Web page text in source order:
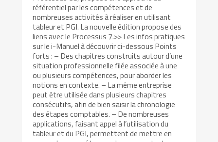
référentiel par les compétences et de
nombreuses activités à réaliser en utilisant
tableur et PGI. La nouvelle édition propose des
liens avec le Processus 7.>> Les infos pratiques
sur le i-Manuel à découvrir ci-dessous Points
forts : – Des chapitres construits autour d’une
situation professionnelle filée associée à une
ou plusieurs compétences, pour aborder les
notions en contexte. – La même entreprise
peut être utilisée dans plusieurs chapitres
consécutifs, afin de bien saisir la chronologie
des étapes comptables. – De nombreuses
applications, faisant appel à l’utilisation du
tableur et du PGI, permettent de mettre en